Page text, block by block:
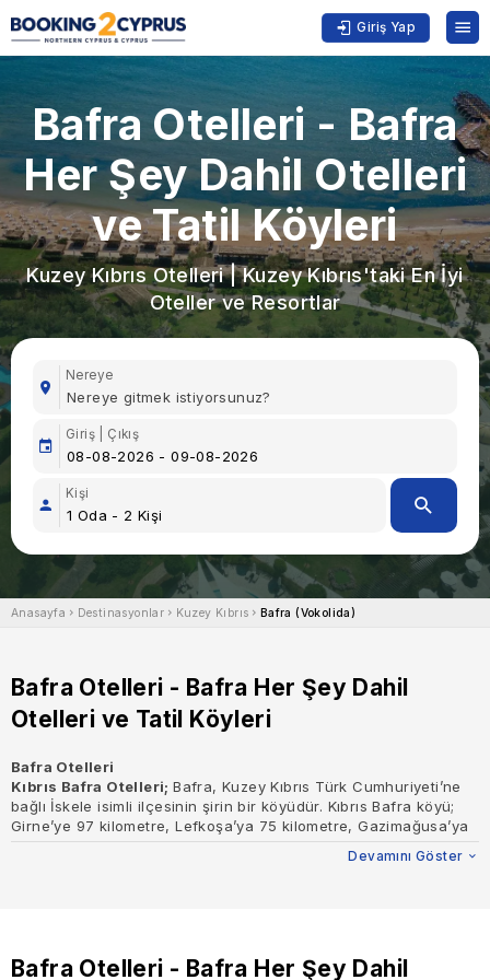
Giriş Yap
Bafra Otelleri - Bafra
Her Şey Dahil Otelleri
ve Tatil Köyleri
Kuzey Kıbrıs Otelleri | Kuzey Kıbrıs'taki En İyi
Oteller ve Resortlar
Nereye
Giriş | Çıkış
Kişi
Anasayfa Destinasyonlar Kuzey Kıbrıs Bafra (Vokolida)
Bafra Otelleri - Bafra Her Şey Dahil
Otelleri ve Tatil Köyleri
Bafra Otelleri
Kıbrıs Bafra Otelleri;Bafra, Kuzey Kıbrıs Türk Cumhuriyeti’ne
bağlı İskele isimli ilçesinin şirin bir köyüdür. Kıbrıs Bafra köyü;
Girne’ye 97 kilometre, Lefkoşa’ya 75 kilometre, Gazimağusa’ya
41 kilometre mesafededir. Toplam uzunluğu dokuz kilometrelik
bir alanı kaplayan geniş bir plajı vardır. Buna rağmen henüz tam
Yapılması planlanan tüm yatırım projelerinin bitirilmesiyle
Devamını Göster
Bafra Otelleri - Bafra Her Şey Dahil